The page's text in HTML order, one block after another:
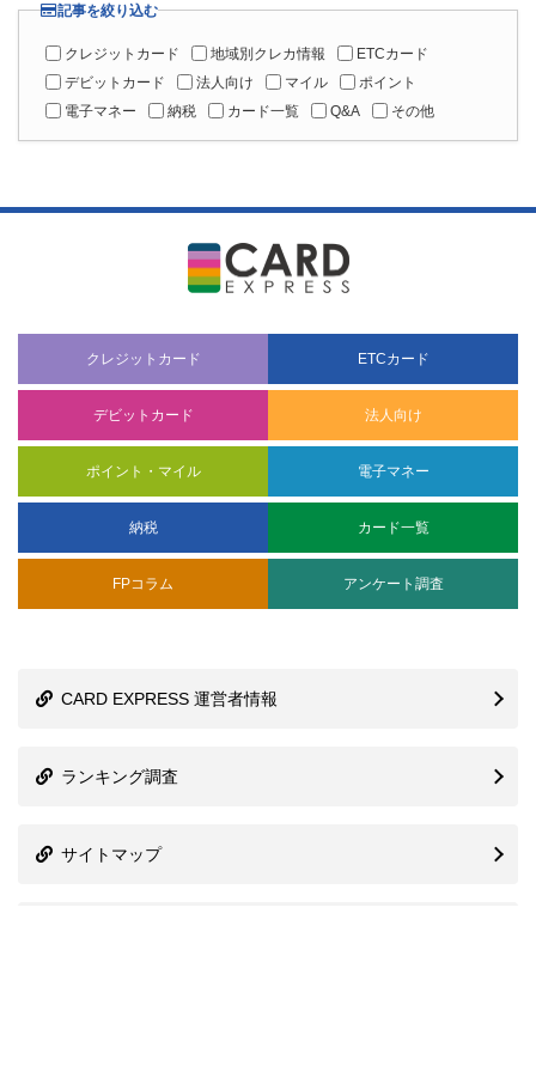
記事を絞り込む
クレジットカード 地域別クレカ情報
ETCカード
デビットカード
法人向け マイル
ポイント
電子マネー
納税 カード一覧 Q&A その他
クレジットカード ETCカード
デビットカード 法人向け
ポイント・マイル 電子マネー
納税 カード一覧
FPコラム アンケート調査
CARD EXPRESS 運営者情報
ランキング調査
サイトマップ